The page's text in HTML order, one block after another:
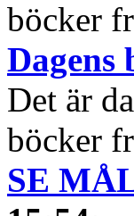
böcker
Dagens
Det är
böcker
SE